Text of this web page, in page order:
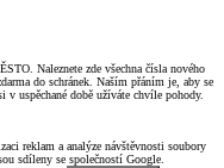
Naleznete zde všechna čísla nového
do schránek. Naším přáním je, aby se
uspěchané době užíváte chvíle pohody.
reklam a analýze návštěvnosti soubory
sdíleny se společností Google.